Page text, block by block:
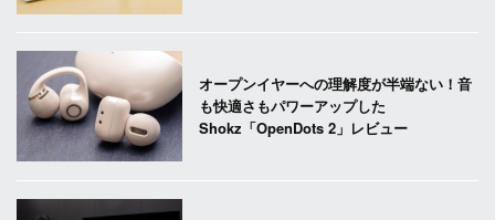
オープンイヤーへの理解度が半端ない！音
も快適さもパワーアップした
Shokz「OpenDots 2」レビュー